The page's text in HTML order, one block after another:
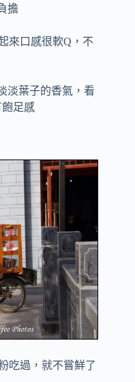
擔
來口感很軟Q，不
淡葉子的香氣，看
足感
吃過，就不嘗鮮了